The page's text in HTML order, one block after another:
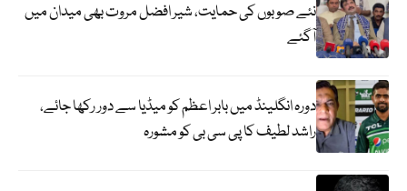
نئے صوبوں کی حمایت، شیر افضل مروت بھی میدان میں
آگئے
دورہ انگلینڈ میں بابر اعظم کو میڈیا سے دور رکھا جائے،
راشد لطیف کا پی سی بی کو مشورہ